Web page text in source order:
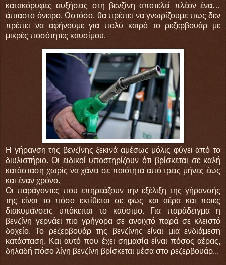
κατακόρυφες αυξήσεις στη βενζίνη αποτελεί πλέον ένα…
άπιαστο όνειρο. Ωστόσο, θα πρέπει να γνωρίζουμε πως δεν
πρέπει να αφήνουμε για πολύ καιρό το ρεζερβουάρ με
μικρές ποσότητες καυσίμου.
Η γήρανση της βενζίνης ξεκινά αμέσως μόλις φύγει από το
διυλιστήριο. Οι ειδικοί υποστηρίζουν ότι βρίσκεται σε καλή
κατάσταση χωρίς να χάνει σε ποιότητα από τρεις μήνες έως
και έναν χρόνο.
Οι παράγοντες που επηρεάζουν την εξέλιξη της γήρανσής
της είναι το πόσο εκτίθεται σε φως και αέρα και ποιες
διακυμάνσεις υπόκειται το καύσιμο. Για παράδειγμα η
βενζίνη γερνάει πιο γρήγορα σε ανοιχτό παρά σε κλειστό
δοχείο. Το ρεζερβουάρ της βενζίνης είναι μια ενδιάμεση
κατάσταση. Και αυτό που έχει σημασία είναι πόσος αέρας,
δηλαδή πόσο λίγη βενζίνη βρίσκεται μέσα στο ρεζερβουάρ...